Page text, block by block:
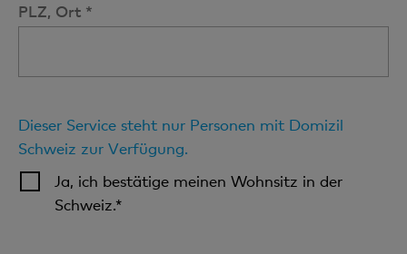
PLZ, Ort *
Dieser Service steht nur Personen mit Domizil
Schweiz zur Verfügung.
Ja, ich bestätige meinen Wohnsitz in der
Schweiz.*